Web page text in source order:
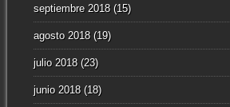
septiembre 2018(15)
agosto 2018(19)
julio 2018(23)
junio 2018(18)